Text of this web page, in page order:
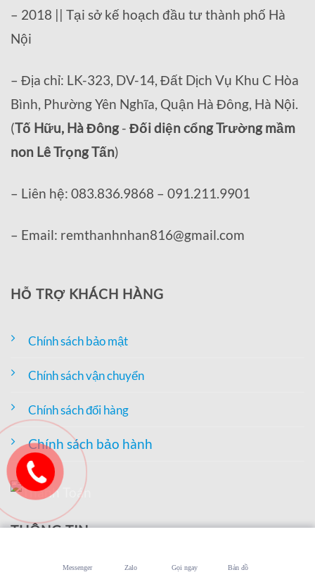
– 2018 || Tại sở kế hoạch đầu tư thành phố Hà
Nội
– Địa chỉ: LK-323, DV-14, Đất Dịch Vụ Khu C Hòa
Bình, Phường Yên Nghĩa, Quận Hà Đông, Hà Nội.
(Tố Hữu, Hà Đông- Đối diện cổng Trường mầm
non Lê Trọng Tấn)
– Liên hệ: 083.836.9868 – 091.211.9901
– Email: remthanhnhan816@gmail.com
HỖ TRỢ KHÁCH HÀNG
Chính sách bảo mật
Chính sách vận chuyển
Chính sách đổi hàng
Chính sách bảo hành
THÔNG TIN
Bản đồ
Gọi ngay
Zalo
Messenger